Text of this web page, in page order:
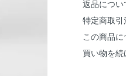
返品につい
特定商取
この商品
買い物を続